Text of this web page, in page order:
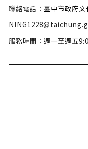
聯絡電話： 臺中市政府文
服務時間：週一至週五